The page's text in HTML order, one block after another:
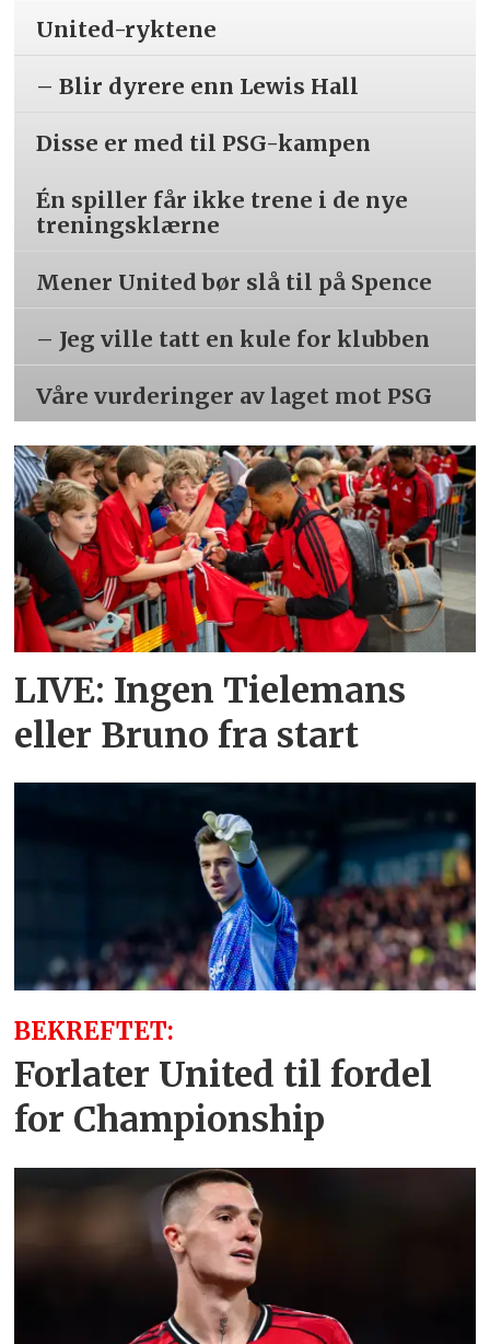
United-ryktene
– Blir dyrere enn Lewis Hall
Disse er med til PSG-kampen
Én spiller får ikke trene i de nye
treningsklærne
Mener United bør slå til på Spence
– Jeg ville tatt en kule for klubben
Våre vurderinger av laget mot PSG
LIVE: Ingen Tielemans
eller Bruno fra start
BEKREFTET:
Forlater United til fordel
for Championship